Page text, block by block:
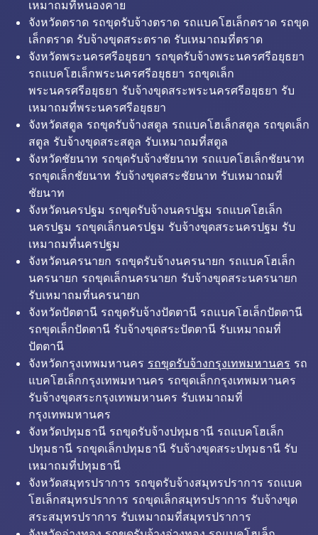
เหมาถมที่หนองคาย
จังหวัดตราด รถขุดรับจ้างตราด รถแบคโฮเล็กตราด รถขุด
เล็กตราด รับจ้างขุดสระตราด รับเหมาถมที่ตราด
จังหวัดพระนครศรีอยุธยา รถขุดรับจ้างพระนครศรีอยุธยา
รถแบคโฮเล็กพระนครศรีอยุธยา รถขุดเล็ก
พระนครศรีอยุธยา รับจ้างขุดสระพระนครศรีอยุธยา รับ
เหมาถมที่พระนครศรีอยุธยา
จังหวัดสตูล รถขุดรับจ้างสตูล รถแบคโฮเล็กสตูล รถขุดเล็ก
สตูล รับจ้างขุดสระสตูล รับเหมาถมที่สตูล
จังหวัดชัยนาท รถขุดรับจ้างชัยนาท รถแบคโฮเล็กชัยนาท
รถขุดเล็กชัยนาท รับจ้างขุดสระชัยนาท รับเหมาถมที่
ชัยนาท
จังหวัดนครปฐม รถขุดรับจ้างนครปฐม รถแบคโฮเล็ก
นครปฐม รถขุดเล็กนครปฐม รับจ้างขุดสระนครปฐม รับ
เหมาถมที่นครปฐม
จังหวัดนครนายก รถขุดรับจ้างนครนายก รถแบคโฮเล็ก
นครนายก รถขุดเล็กนครนายก รับจ้างขุดสระนครนายก
รับเหมาถมที่นครนายก
จังหวัดปัตตานี รถขุดรับจ้างปัตตานี รถแบคโฮเล็กปัตตานี
รถขุดเล็กปัตตานี รับจ้างขุดสระปัตตานี รับเหมาถมที่
ปัตตานี
จังหวัดกรุงเทพมหานคร รถขุดรับจ้างกรุงเทพมหานคร รถ
แบคโฮเล็กกรุงเทพมหานคร รถขุดเล็กกรุงเทพมหานคร
รับจ้างขุดสระกรุงเทพมหานคร รับเหมาถมที่
กรุงเทพมหานคร
จังหวัดปทุมธานี รถขุดรับจ้างปทุมธานี รถแบคโฮเล็ก
ปทุมธานี รถขุดเล็กปทุมธานี รับจ้างขุดสระปทุมธานี รับ
เหมาถมที่ปทุมธานี
จังหวัดสมุทรปราการ รถขุดรับจ้างสมุทรปราการ รถแบค
โฮเล็กสมุทรปราการ รถขุดเล็กสมุทรปราการ รับจ้างขุด
สระสมุทรปราการ รับเหมาถมที่สมุทรปราการ